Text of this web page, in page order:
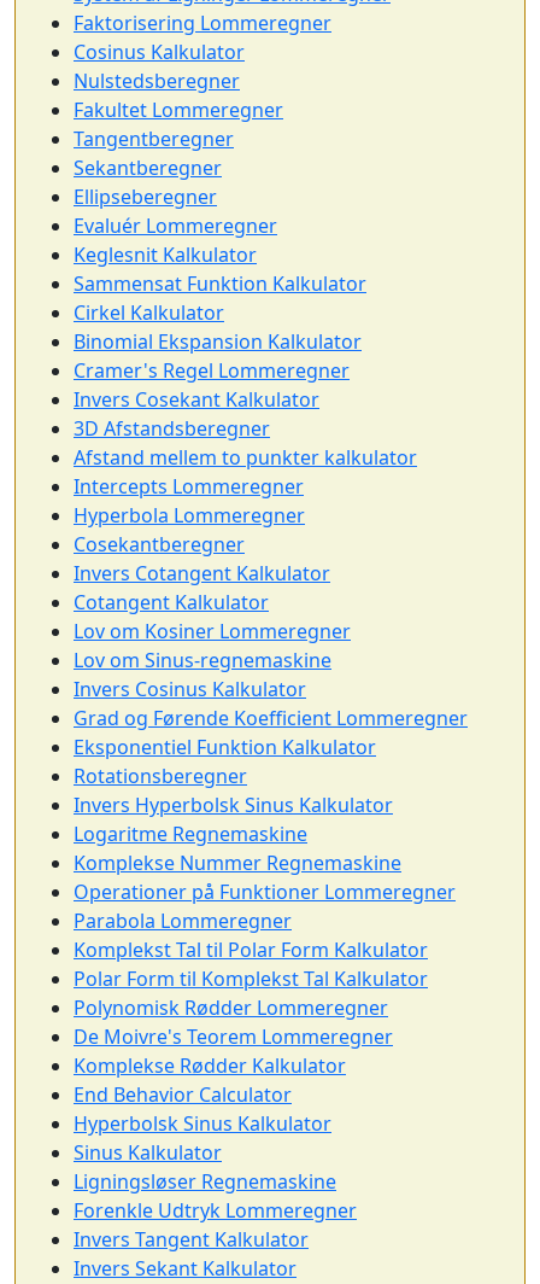
Faktorisering Lommeregner
Cosinus Kalkulator
Nulstedsberegner
Fakultet Lommeregner
Tangentberegner
Sekantberegner
Ellipseberegner
Evaluér Lommeregner
Keglesnit Kalkulator
Sammensat Funktion Kalkulator
Cirkel Kalkulator
Binomial Ekspansion Kalkulator
Cramer's Regel Lommeregner
Invers Cosekant Kalkulator
3D Afstandsberegner
Afstand mellem to punkter kalkulator
Intercepts Lommeregner
Hyperbola Lommeregner
Cosekantberegner
Invers Cotangent Kalkulator
Cotangent Kalkulator
Lov om Kosiner Lommeregner
Lov om Sinus-regnemaskine
Invers Cosinus Kalkulator
Grad og Førende Koefficient Lommeregner
Eksponentiel Funktion Kalkulator
Rotationsberegner
Invers Hyperbolsk Sinus Kalkulator
Logaritme Regnemaskine
Komplekse Nummer Regnemaskine
Operationer på Funktioner Lommeregner
Parabola Lommeregner
Komplekst Tal til Polar Form Kalkulator
Polar Form til Komplekst Tal Kalkulator
Polynomisk Rødder Lommeregner
De Moivre's Teorem Lommeregner
Komplekse Rødder Kalkulator
End Behavior Calculator
Hyperbolsk Sinus Kalkulator
Sinus Kalkulator
Ligningsløser Regnemaskine
Forenkle Udtryk Lommeregner
Invers Tangent Kalkulator
Invers Sekant Kalkulator